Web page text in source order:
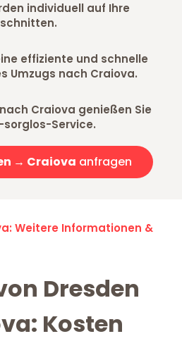
individuell auf Ihre
effiziente und schnelle
Umzugs nach Craiova.
Craiova genießen Sie
sorglos-Service.
→ Craiova anfragen
Weitere Informationen &
Dresden
Kosten